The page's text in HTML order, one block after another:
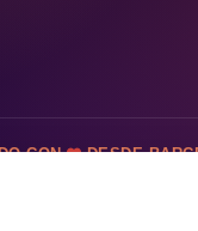
CON DESDE